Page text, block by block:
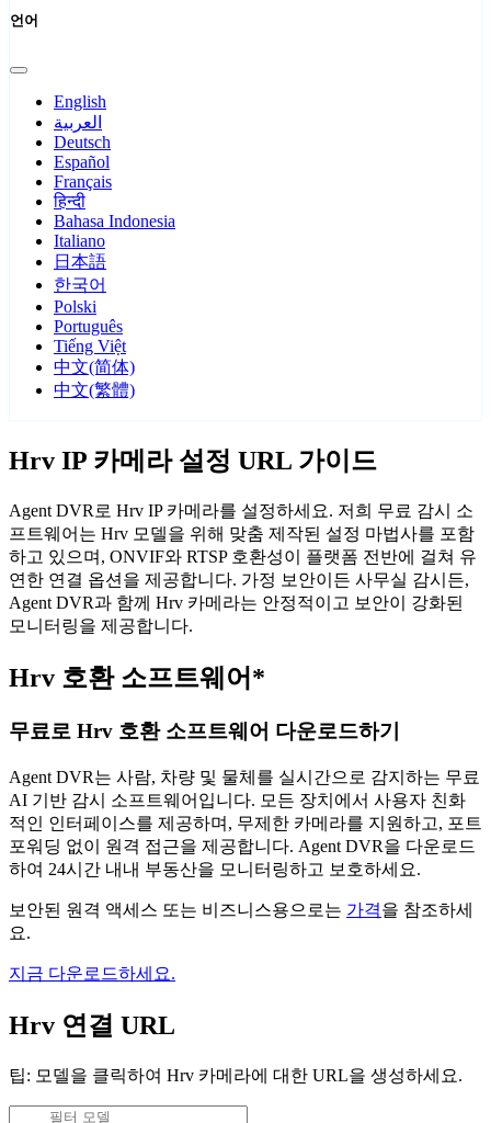
언어
English
العربية
Deutsch
Español
Français
हिन्दी
Bahasa Indonesia
Italiano
日本語
한국어
Polski
Português
Tiếng Việt
中文(简体)
中文(繁體)
Hrv IP 카메라 설정 URL 가이드
Agent DVR로 Hrv IP 카메라를 설정하세요. 저희 무료 감시 소
프트웨어는 Hrv 모델을 위해 맞춤 제작된 설정 마법사를 포함
하고 있으며, ONVIF와 RTSP 호환성이 플랫폼 전반에 걸쳐 유
연한 연결 옵션을 제공합니다. 가정 보안이든 사무실 감시든,
Agent DVR과 함께 Hrv 카메라는 안정적이고 보안이 강화된
모니터링을 제공합니다.
Hrv 호환 소프트웨어*
무료로 Hrv 호환 소프트웨어 다운로드하기
Agent DVR는 사람, 차량 및 물체를 실시간으로 감지하는 무료
AI 기반 감시 소프트웨어입니다. 모든 장치에서 사용자 친화
적인 인터페이스를 제공하며, 무제한 카메라를 지원하고, 포트
포워딩 없이 원격 접근을 제공합니다. Agent DVR을 다운로드
하여 24시간 내내 부동산을 모니터링하고 보호하세요.
보안된 원격 액세스 또는 비즈니스용으로는 가격을 참조하세
요.
지금 다운로드하세요.
Hrv 연결 URL
팁: 모델을 클릭하여 Hrv 카메라에 대한 URL을 생성하세요.